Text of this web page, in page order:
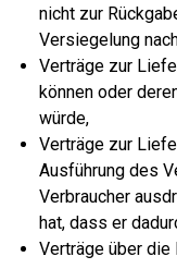
nicht zur
Versiegelung
Verträge zur
können oder
würde,
Verträge zur
Ausführung des
Verbraucher
hat, dass er
Verträge über die